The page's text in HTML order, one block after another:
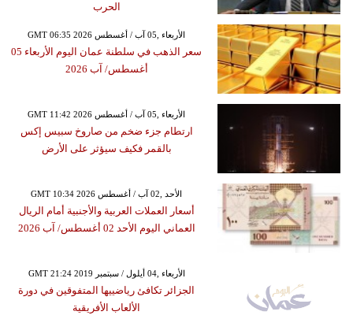
الحرب
GMT 06:35 2026 الأربعاء ,05 آب / أغسطس
سعر الذهب في سلطنة عمان اليوم الأربعاء 05
أغسطس/ آب 2026
GMT 11:42 2026 الأربعاء ,05 آب / أغسطس
ارتطام جزء ضخم من صاروخ سبيس إكس
بالقمر فكيف سيؤثر على الأرض
GMT 10:34 2026 الأحد ,02 آب / أغسطس
أسعار العملات العربية والأجنبية أمام الريال
العماني اليوم الأحد 02 أغسطس/ آب 2026
GMT 21:24 2019 الأربعاء ,04 أيلول / سبتمبر
الجزائر تكافئ رياضييها المتفوقين في دورة
الألعاب الأفريقية